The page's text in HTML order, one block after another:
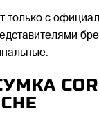
только с